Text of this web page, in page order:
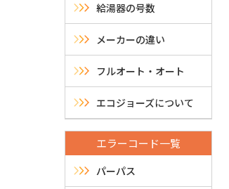
給湯器の号数
メーカーの違い
フルオート・オート
エコジョーズについて
エラーコード一覧
パーパス